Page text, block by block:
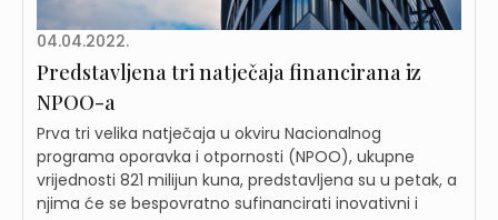
04.04.2022.
Predstavljena tri natječaja financirana iz
NPOO-a
Prva tri velika natječaja u okviru Nacionalnog
programa oporavka i otpornosti (NPOO), ukupne
vrijednosti 821 milijun kuna, predstavljena su u petak, a
njima će se bespovratno sufinancirati inovativni i